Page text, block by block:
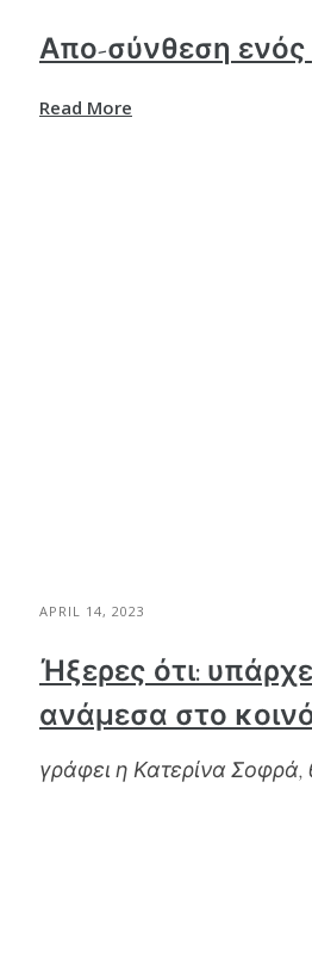
Απο-σύνθεση ενός
Read More
APRIL 14, 2023
Ήξερες ότι:
ανάμεσα στο
γράφει η Κατερίνα